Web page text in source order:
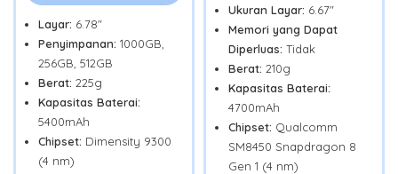
Layar: 6.78"
Penyimpanan: 1000GB,
256GB, 512GB
Berat: 225g
Kapasitas Baterai:
5400mAh
Chipset: Dimensity 9300
(4 nm)
Ukuran Layar: 6.67"
Memori yang Dapat
Diperluas: Tidak
Berat: 210g
Kapasitas Baterai:
4700mAh
Chipset: Qualcomm
SM8450 Snapdragon 8
Gen 1 (4 nm)